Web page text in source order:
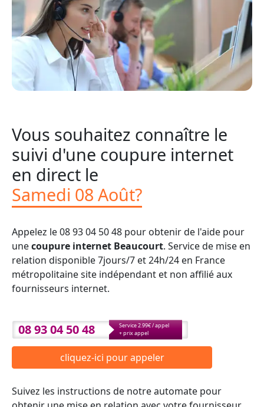
Vous souhaitez connaître le
suivi d'une coupure internet
en direct le
Samedi 08 Août?
Appelez le 08 93 04 50 48 pour obtenir de l'aide pour
unecoupure internet Beaucourt. Service de mise en
relation disponible 7jours/7 et 24h/24 en France
métropolitaine site indépendant et non affilié aux
fournisseurs internet.
08 93 04 50 48
Service 2.99€ / appel
+ prix appel
cliquez-ici pour appeler
Suivez les instructions de notre automate pour